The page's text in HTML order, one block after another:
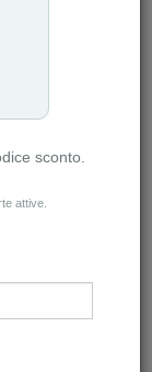
sconto.
attive.